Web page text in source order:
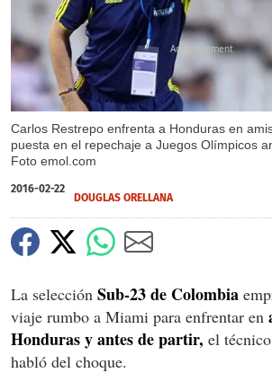
Carlos Restrepo enfrenta a Honduras en
puesta en el repechaje a Juegos Olímpicos
Foto emol.com
2016-02-22
DOUGLAS ORELLANA
La selección Sub-23 de Colombia
viaje rumbo a Miami para enfrentar en
Honduras y antes de partir, el técnico
habló del choque.